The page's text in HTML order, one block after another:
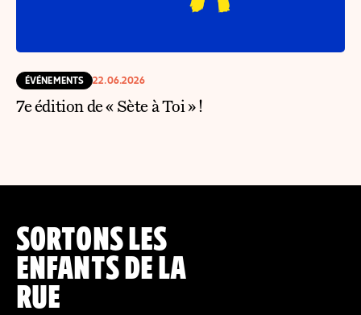
ÉVÉNEMENTS 22.06.2026
7e édition de « Sète à Toi » !
SORTONS LES
ENFANTS DE LA
RUE